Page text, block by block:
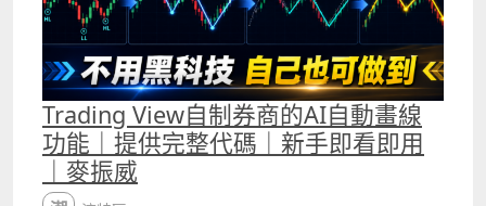
Trading View自制券商的AI自動畫線
功能｜提供完整代碼｜新手即看即用
｜麥振威